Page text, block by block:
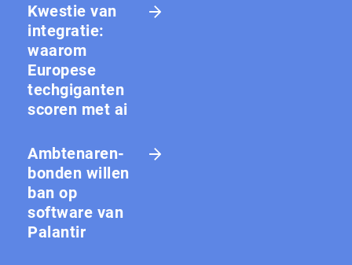
Kwestie van
integratie:
waarom
Europese
techgiganten
scoren met ai
Amb­te­na­ren­
bon­den willen
ban op
software van
Palantir